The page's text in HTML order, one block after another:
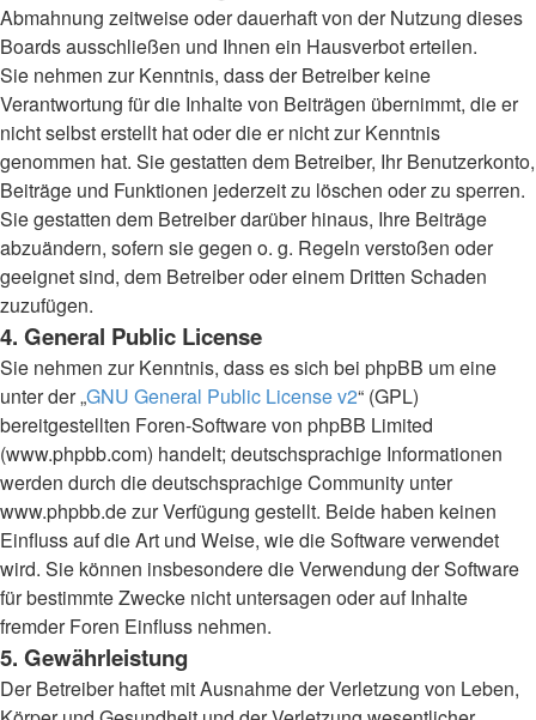
Abmahnung zeitweise oder dauerhaft von der Nutzung dieses
Boards ausschließen und Ihnen ein Hausverbot erteilen.
Sie nehmen zur Kenntnis, dass der Betreiber keine
Verantwortung für die Inhalte von Beiträgen übernimmt, die er
nicht selbst erstellt hat oder die er nicht zur Kenntnis
genommen hat. Sie gestatten dem Betreiber, Ihr Benutzerkonto,
Beiträge und Funktionen jederzeit zu löschen oder zu sperren.
Sie gestatten dem Betreiber darüber hinaus, Ihre Beiträge
abzuändern, sofern sie gegen o. g. Regeln verstoßen oder
geeignet sind, dem Betreiber oder einem Dritten Schaden
zuzufügen.
4. General Public License
Sie nehmen zur Kenntnis, dass es sich bei phpBB um eine
unter der „GNU General Public License v2“ (GPL)
bereitgestellten Foren-Software von phpBB Limited
(www.phpbb.com) handelt; deutschsprachige Informationen
werden durch die deutschsprachige Community unter
www.phpbb.de zur Verfügung gestellt. Beide haben keinen
Einfluss auf die Art und Weise, wie die Software verwendet
wird. Sie können insbesondere die Verwendung der Software
für bestimmte Zwecke nicht untersagen oder auf Inhalte
fremder Foren Einfluss nehmen.
5. Gewährleistung
Der Betreiber haftet mit Ausnahme der Verletzung von Leben,